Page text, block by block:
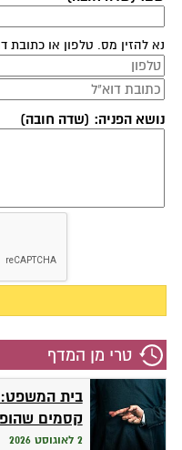
נא להזין מס. טלפון או כתובת
נושא הפניה: (שדה חובה)
טרי מן המדף
בית
קסמים
2 לאוגוסט 2026